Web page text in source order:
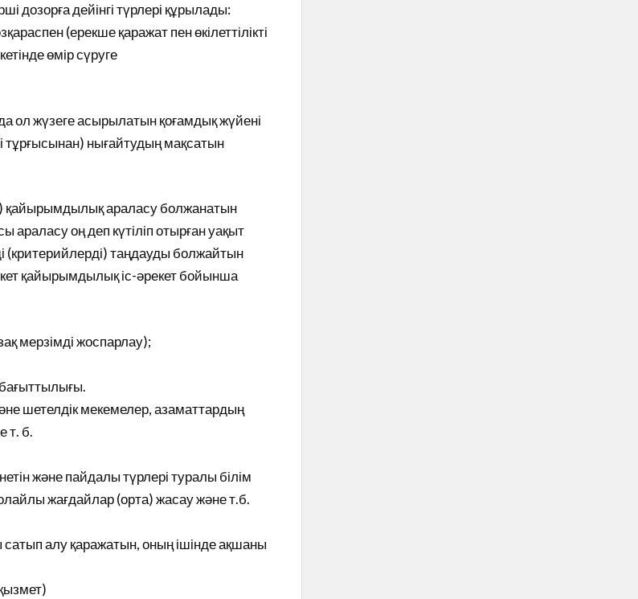
дозорға дейінгі түрлері құрылады:
(ерекше қаражат пен өкілеттілікті
өмір сүруге
жүзеге асырылатын қоғамдық жүйені
тұрғысынан) нығайтудың мақсатын
қайырымдылық араласу болжанатын
оң деп күтіліп отырған уақыт
(критерийлерді) таңдауды болжайтын
қайырымдылық іс-әрекет бойынша
мерзімді жоспарлау);
шетелдік мекемелер, азаматтардың
т. б.
және пайдалы түрлері туралы білім
жағдайлар (орта) жасау және т.б.
сатып алу қаражатын, оның ішінде ақшаны